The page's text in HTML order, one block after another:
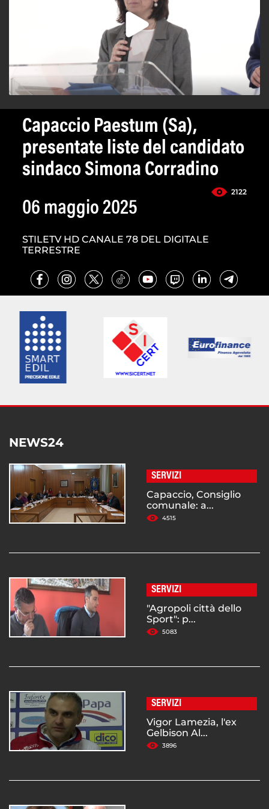
Capaccio Paestum (Sa),
presentate liste del candidato
sindaco Simona Corradino
2122
06 maggio 2025
STILETV HD CANALE 78 DEL DIGITALE
TERRESTRE
NEWS24
SERVIZI
Capaccio, Consiglio
comunale: a...
4515
SERVIZI
"Agropoli città dello
Sport": p...
5083
SERVIZI
Vigor Lamezia, l'ex
Gelbison Al...
3896